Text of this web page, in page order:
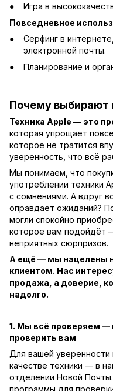
Игра в
Повседневное
Серфинг в
электронной почты.
Планирование и
Почему выбирают
Техника Apple — это
которая упрощает
которое не тратится
уверенность, что всё
Мы понимаем, что
употреблении техники
с сомнениями. А вдруг
оправдает ожиданий?
могли спокойно
которое вам подойдёт
неприятных сюрпризов.
А ещё — мы нацелены
клиентом. Нас
продажа, а доверие,
надолго.
1. Мы всё проверяем
проверить вам
Для вашей
качестве техники — в
отделении Новой
программы для